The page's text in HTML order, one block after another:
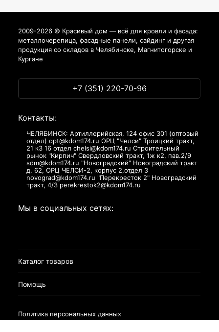
2009-2026 © Красивый дом — всё для кровли и фасада:
металлочерепица, фасадные панели, сайдинг и другая
продукция со складов в Челябинске, Магнитогорске и
Кургане
+7 (351) 220-70-96
Контакты:
ЧЕЛЯБИНСК: Артиллерийская, 124 офис 301 (оптовый
отдел) opt@kdom174.ru ОРЦ "Челси" Троицкий тракт,
21 к3 16 отдел chelsi@kdom174.ru Строительный
рынок "Кирпич" Свердловский тракт, 1ж к2, пав.2/9
sdm@kdom174.ru "Новоградский" Новоградский тракт
д. 62, ОРЦ ЧЕЛСИ-2, корпус 2,отдел 3
novograd@kdom174.ru "Перекресток 2" Новоградский
тракт, 4/3 perekrestok2@kdom174.ru
Мы в социальных сетях:
Каталог товаров
Помощь
Политика персональных данных